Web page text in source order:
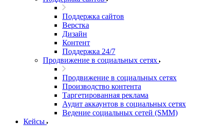
Поддержка сайтов
Верстка
Дизайн
Контент
Поддержка 24/7
Продвижение в социальных сетях
Продвижение в социальных сетях
Производство контента
Таргетированная реклама
Аудит аккаунтов в социальных сетях
Ведение социальных сетей (SMM)
Кейсы